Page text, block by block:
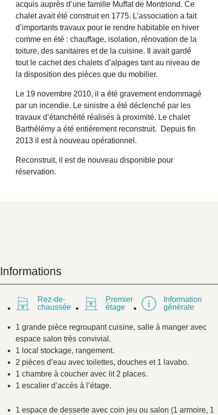
acquis auprès d’une famille Muffat de Montriond. Ce
chalet avait été construit en 1775. L’association a fait
d’importants travaux pour le rendre habitable en hiver
comme en été : chauffage, isolation, rénovation de la
toiture, des sanitaires et de la cuisine. Il avait gardé
tout le cachet des chalets d’alpages tant au niveau de
la disposition des pièces que du mobilier.
Le 19 novembre 2010, il a été gravement endommagé
par un incendie. Le sinistre a été déclenché par les
travaux d’étanchéité réalisés à proximité. Le chalet
Barthélémy a été entièrement reconstruit. Depuis fin
2013 il est à nouveau opérationnel.
Reconstruit, il est de nouveau disponible pour
réservation.
Informations
Rez-de-
chaussée
Premier
étage
Information
générale
1 grande pièce regroupant cuisine, salle à manger avec
espace salon très convivial.
1 local stockage, rangement.
2 pièces d’eau avec toilettes, douches et 1 lavabo.
1 chambre à coucher avec lit 2 places.
1 escalier d’accès à l’étage.
1 espace de desserte avec coin jeu ou salon (1 armoire, 1